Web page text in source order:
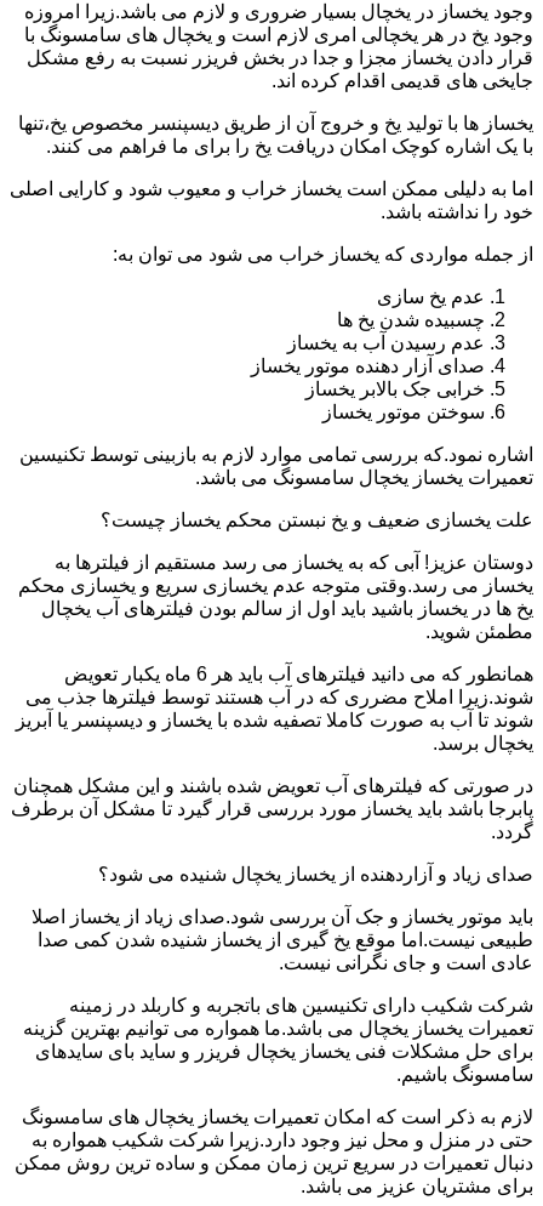
وجود یخساز در یخچال بسیار ضروری و لازم می باشد.زیرا امروزه
وجود یخ در هر یخچالی امری لازم است و یخچال های سامسونگ با
قرار دادن یخساز مجزا و جدا در بخش فریزر نسبت به رفع مشکل
جایخی های قدیمی اقدام کرده اند.
یخساز ها با تولید یخ و خروج آن از طریق دیسپنسر مخصوص یخ،تنها
با یک اشاره کوچک امکان دریافت یخ را برای ما فراهم می کنند.
اما به دلیلی ممکن است یخساز خراب و معیوب شود و کارایی اصلی
خود را نداشته باشد.
از جمله مواردی که یخساز خراب می شود می توان به:
عدم یخ سازی
چسبیده شدن یخ ها
عدم رسیدن آب به یخساز
صدای آزار دهنده موتور یخساز
خرابی جک بالابر یخساز
سوختن موتور یخساز
اشاره نمود.که بررسی تمامی موارد لازم به بازبینی توسط تکنیسین
تعمیرات یخساز یخچال سامسونگ می باشد.
علت یخسازی ضعیف و یخ نبستن محکم یخساز چیست؟
دوستان عزیز! آبی که به یخساز می رسد مستقیم از فیلترها به
یخساز می رسد.وقتی متوجه عدم یخسازی سریع و یخسازی محکم
یخ ها در یخساز باشید باید اول از سالم بودن فیلترهای آب یخچال
مطمئن شوید.
همانطور که می دانید فیلترهای آب باید هر 6 ماه یکبار تعویض
شوند.زیرا املاح مضرری که در آب هستند توسط فیلترها جذب می
شوند تا آب به صورت کاملا تصفیه شده با یخساز و دیسپنسر یا آبریز
یخچال برسد.
در صورتی که فیلترهای آب تعویض شده باشند و این مشکل همچنان
پابرجا باشد باید یخساز مورد بررسی قرار گیرد تا مشکل آن برطرف
گردد.
صدای زیاد و آزاردهنده از یخساز یخچال شنیده می شود؟
باید موتور یخساز و جک آن بررسی شود.صدای زیاد از یخساز اصلا
طبیعی نیست.اما موقع یخ گیری از یخساز شنیده شدن کمی صدا
عادی است و جای نگرانی نیست.
شرکت شکیب دارای تکنیسین های باتجربه و کاربلد در زمینه
تعمیرات یخساز یخچال می باشد.ما همواره می توانیم بهترین گزینه
برای حل مشکلات فنی یخساز یخچال فریزر و ساید بای سایدهای
سامسونگ باشیم.
لازم به ذکر است که امکان تعمیرات یخساز یخچال های سامسونگ
حتی در منزل و محل نیز وجود دارد.زیرا شرکت شکیب همواره به
دنبال تعمیرات در سریع ترین زمان ممکن و ساده ترین روش ممکن
برای مشتریان عزیز می باشد.